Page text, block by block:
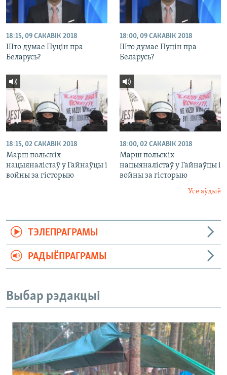
18:15, 09 САКАВІК 2018
Што думае Пуцін пра
Беларусь?
18:00, 09 САКАВІК 2018
Што думае Пуцін пра
Беларусь?
18:15, 02 САКАВІК 2018
Марш польскіх
нацыяналістаў у Гайнаўцы і
войны за гісторыю
18:00, 02 САКАВІК 2018
Марш польскіх
нацыяналістаў у Гайнаўцы і
войны за гісторыю
Усе аўдыё
ТЭЛЕПРАГРАМЫ
РАДЫЁПРАГРАМЫ
Выбар рэдакцыі